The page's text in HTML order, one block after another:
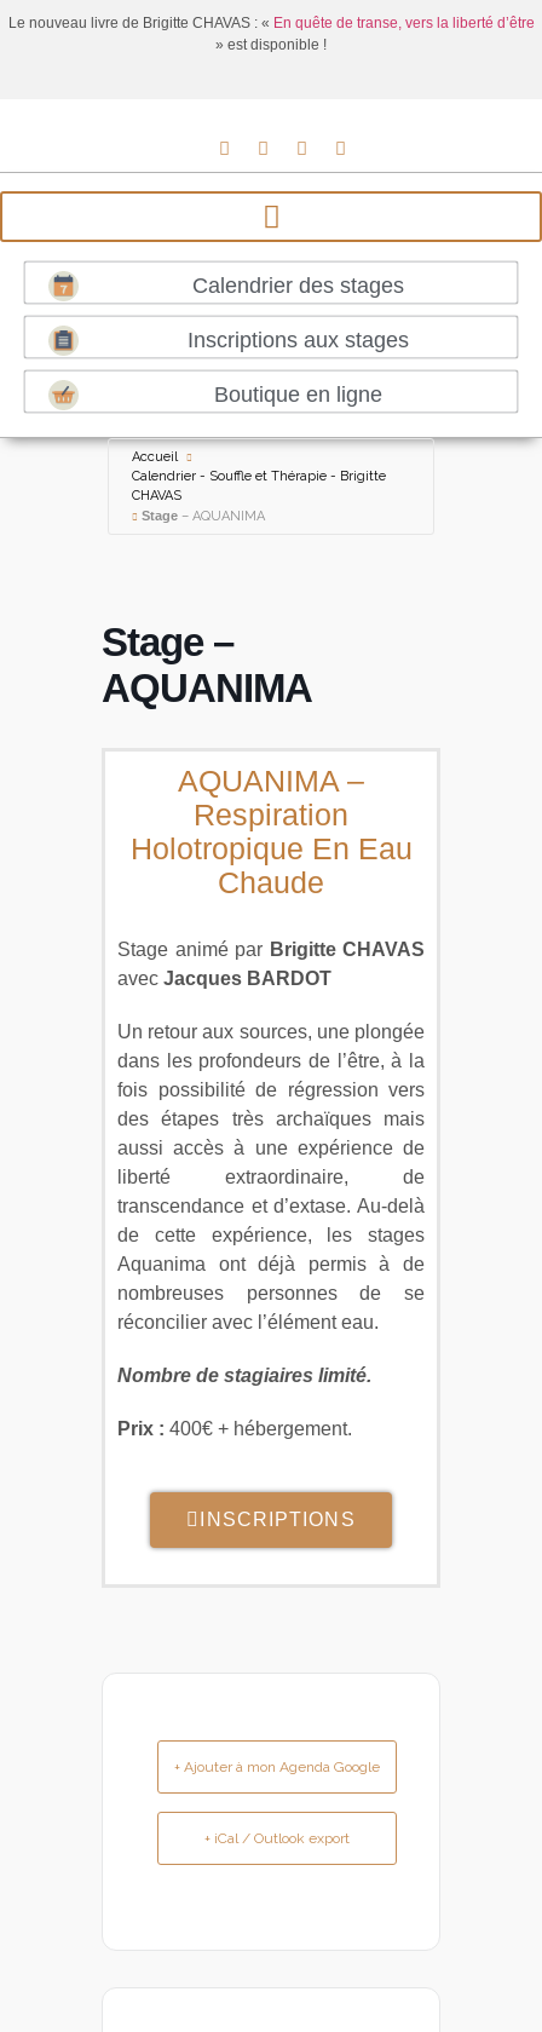
Le nouveau livre de Brigitte CHAVAS : « En quête de transe, vers la liberté d’être
» est disponible !
Calendrier des stages
Inscriptions aux stages
Boutique en ligne
Accueil
Calendrier - Souffle et Thérapie - Brigitte
CHAVAS
Stage – AQUANIMA
Stage–
AQUANIMA
AQUANIMA –
Respiration
Holotropique En Eau
Chaude
Stage animé par Brigitte CHAVAS
avec Jacques BARDOT
Un retour aux sources, une plongée
dans les profondeurs de l’être, à la
fois possibilité de régression vers
des étapes très archaïques mais
aussi accès à une expérience de
liberté extraordinaire, de
transcendance et d’extase. Au-delà
de cette expérience, les stages
Aquanima ont déjà permis à de
nombreuses personnes de se
réconcilier avec l’élément eau.
Nombre de stagiaires limité.
Prix : 400€ + hébergement.
INSCRIPTIONS
+ Ajouter à mon Agenda Google
+ iCal / Outlook export